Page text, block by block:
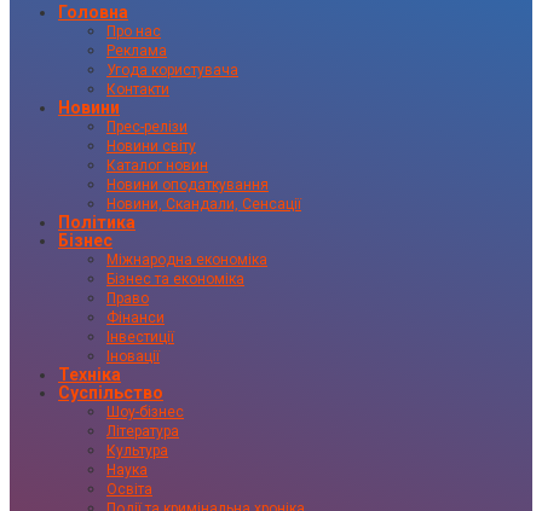
Головна
Про нас
Реклама
Угода користувача
Контакти
Новини
Прес-релізи
Новини світу
Каталог новин
Новини оподаткування
Новини, Скандали, Сенсації
Політика
Бізнес
Міжнародна економіка
Бізнес та економіка
Право
Фінанси
Інвестиції
Іновації
Техніка
Суспільство
Шоу-бізнес
Література
Культура
Наука
Освіта